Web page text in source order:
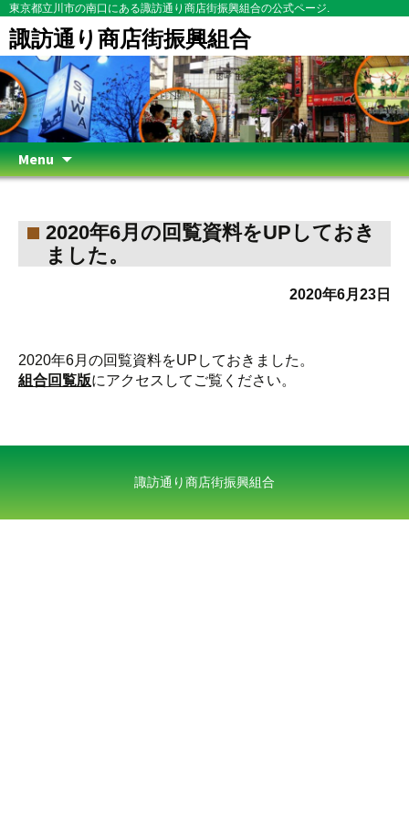
東京都立川市の南口にある諏訪通り商店街振興組合の公式ページ.
諏訪通り商店街振興組合
Menu
Skip
to
2020年6月の回覧資料をUPしておき
ました。
2020年6月23日
2020年6月の回覧資料をUPしておきました。
組合回覧版にアクセスしてご覧ください。
諏訪通り商店街振興組合